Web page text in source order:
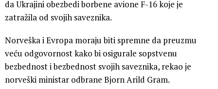
da Ukrajini obezbedi borbene avione F-16 koje je
zatražila od svojih saveznika.
Norveška i Evropa moraju biti spremne da preuzmu
veću odgovornost kako bi osigurale sopstvenu
bezbednost i bezbednost svojih saveznika, rekao je
norveški ministar odbrane Bjorn Arild Gram.